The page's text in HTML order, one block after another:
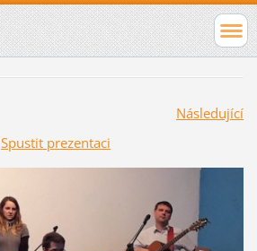
Následující
Spustit prezentaci